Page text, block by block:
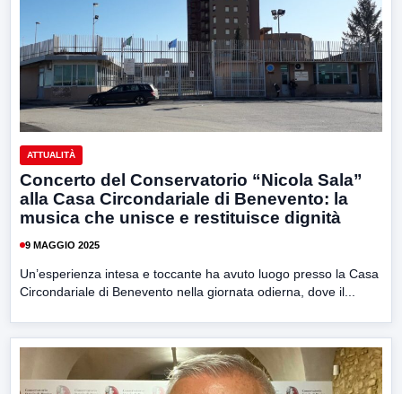
ATTUALITÀ
Concerto del Conservatorio “Nicola Sala”
alla Casa Circondariale di Benevento: la
musica che unisce e restituisce dignità
9 MAGGIO 2025
Un’esperienza intesa e toccante ha avuto luogo presso la Casa
Circondariale di Benevento nella giornata odierna, dove il...